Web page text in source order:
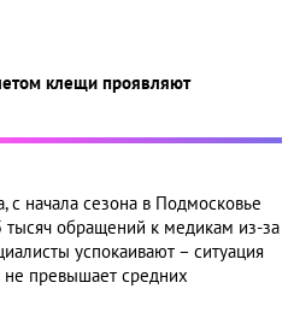
клещи проявляют
начала сезона в Подмосковье
обращений к медикам из-за
успокаивают – ситуация
превышает средних